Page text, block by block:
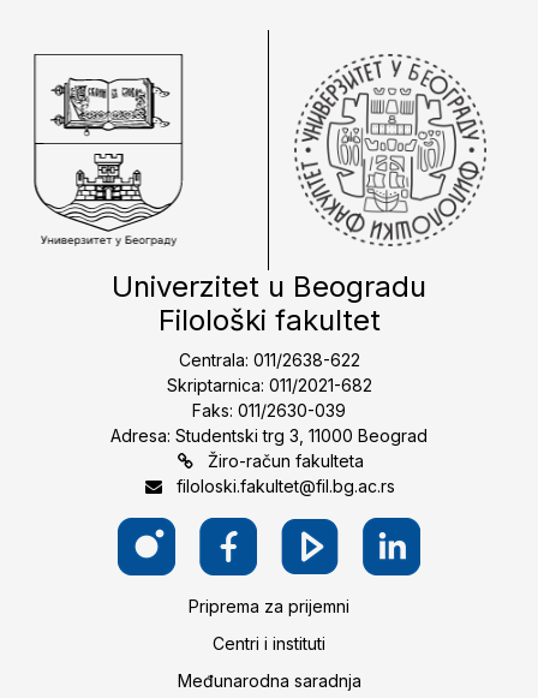
Univerzitet u Beogradu
Filološki fakultet
Centrala: 011/2638-622
Skriptarnica: 011/2021-682
Faks: 011/2630-039
Adresa: Studentski trg 3, 11000 Beograd
Žiro-račun fakulteta
filoloski.fakultet@fil.bg.ac.rs
Priprema za prijemni
Centri i instituti
Međunarodna saradnja